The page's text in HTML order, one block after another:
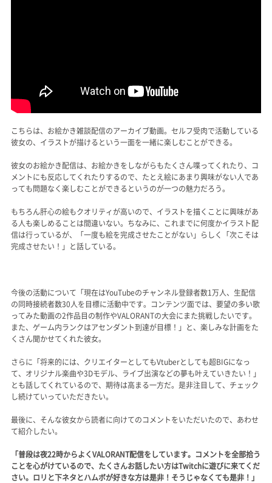
こちらは、お絵かき雑談配信のアーカイブ動画。セルフ受肉で活動している
彼女の、イラストが描けるという一面を一緒に楽しむことができる。
彼女のお絵かき配信は、お絵かきをしながらもたくさん喋ってくれたり、コ
メントにも反応してくれたりするので、たとえ絵にあまり興味がない人であ
っても問題なく楽しむことができるというのが一つの魅力だろう。
もちろん肝心の絵もクオリティが高いので、イラストを描くことに興味があ
る人も楽しめることは間違いない。ちなみに、これまでに何度かイラスト配
信は行っているが、「一度も絵を完成させたことがない」らしく「次こそは
完成させたい！」と話している。
今後の活動について「現在はYouTubeのチャンネル登録者数1万人、生配信
の同時接続者数30人を目標に活動中です。コンテンツ面では、要望の多い歌
ってみた動画の2作品目の制作やVALORANTの大会にまた挑戦したいです。
また、ゲーム内ランクはアセンダント到達が目標！」と、楽しみな計画をた
くさん聞かせてくれた彼女。
さらに「将来的には、クリエイターとしてもVtuberとしても超BIGになっ
て、オリジナル楽曲や3Dモデル、ライブ出演などの夢も叶えていきたい！」
とも話してくれているので、期待は高まる一方だ。是非注目して、チェック
し続けていっていただきたい。
最後に、そんな彼女から読者に向けてのコメントをいただいたので、あわせ
て紹介したい。
「普段は夜22時からよくVALORANT配信をしています。コメントを全部拾う
ことを心がけているので、たくさんお話したい方はTwitchに遊びに来てくだ
さい。ロリと下ネタとハムボが好きな方は是非！そうじゃなくても是非！」